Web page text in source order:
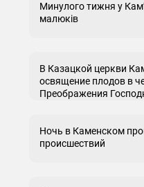
Минулого тижня у
малюків
В Казацкой церкви
освящение плодов в
Преображения
Ночь в Каменском
происшествий